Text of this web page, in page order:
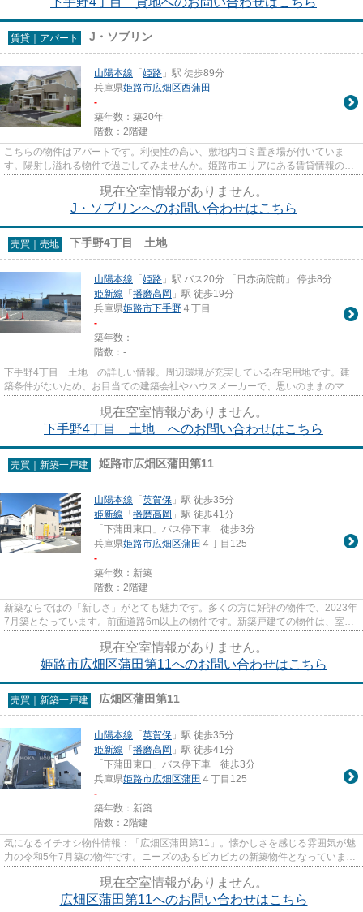
賃貸｜アパート J・ソブリン
山陽本線 「姫路 」駅 徒歩89分
兵庫県姫路市広畑区西蒲田
-
築年数：築20年
階数：2階建
こちらの物件はアパートです。利便性の高い、敷地内ゴミ置き場が付いていま
す。陽射し溢れる物件で過ごしてみませんか。姫路市エリアにある賃貸情報のこ
となら、地域に密着した当社へ...
現在空室情報がありません。
J・ソブリンへのお問い合わせはこちら
売買｜売地 下手野4丁目 土地
山陽本線 「姫路 」駅 バス20分 「日赤病院前」 停歩8分
姫新線 「播磨高岡 」駅 徒歩19分
兵庫県姫路市下手野 ４丁目
-
築年数：-
階数：-
下手野4丁目 土地 の詳しい情報。周辺環境が充実している在宅用地です。建
築条件がないため、お目当ての建築会社やハウスメーカーで、思いのままのマイ
ホームを建てることが可能です...
現在空室情報がありません。
下手野4丁目 土地 へのお問い合わせはこちら
売買｜新築一戸建 姫路市広畑区蒲田第11
山陽本線 「英賀保 」駅 徒歩35分
姫新線 「播磨高岡 」駅 徒歩41分
「下蒲田東口」バス停下車 徒歩3分
兵庫県姫路市広畑区蒲田 ４丁目125
-
築年数：新築
階数：2階建
新築ならではの「新しさ」がとても魅力です。多くの方に好評の物件で、2023年
7月築となっています。前面道路6m以上の物件です。新築戸建ての物件は、室内
のレイアウトも自分好みに変更...
現在空室情報がありません。
姫路市広畑区蒲田第11へのお問い合わせはこちら
売買｜新築一戸建 広畑区蒲田第11
山陽本線 「英賀保 」駅 徒歩35分
姫新線 「播磨高岡 」駅 徒歩41分
「下蒲田東口」バス停下車 徒歩3分
兵庫県姫路市広畑区蒲田 ４丁目125
-
築年数：新築
階数：2階建
気になるイチオシ物件情報：「広畑区蒲田第11」。懐かしさを感じる雰囲気が魅
力の令和5年7月築の物件です。ニーズのあるピカピカの新築物件となっていま
す。多くの方からこだわり条件...
現在空室情報がありません。
広畑区蒲田第11へのお問い合わせはこちら